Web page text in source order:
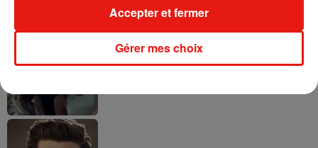
Gérer mes choix
Accepter et fermer